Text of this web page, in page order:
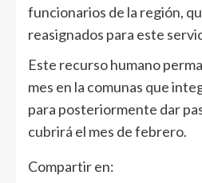
funcionarios de la región,
reasignados para este
Este recurso humano
mes en la comunas que
para posteriormente dar
cubrirá el mes de febrero.
Compartir en: